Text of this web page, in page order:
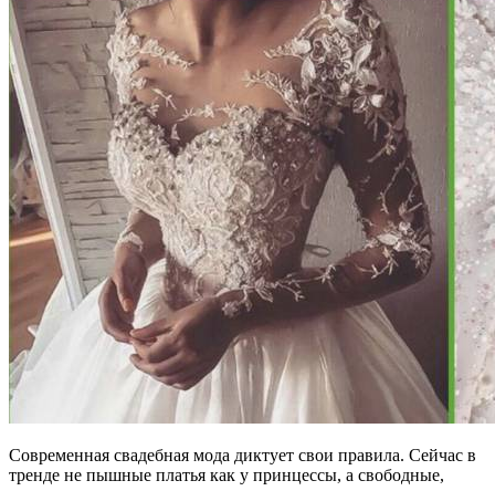
Современная свадебная мода диктует свои правила. Сейчас в
тренде не пышные платья как у принцессы, а свободные,